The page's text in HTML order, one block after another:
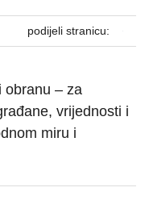
podijeli stranicu:
obranu – za
vrijednosti i
miru i